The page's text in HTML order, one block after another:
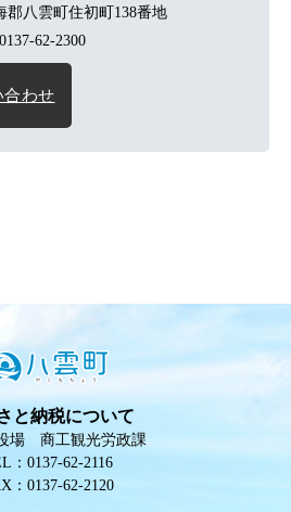
郡八雲町住初町138番地
62-2300
合わせ
と納税について
場 商工観光労政課
：0137-62-2116
：0137-62-2120